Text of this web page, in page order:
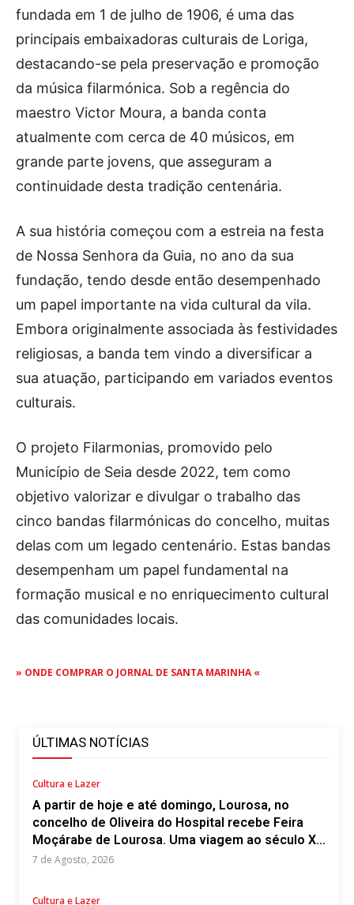
Tel. 238 310 090 (chamada para a rede fixa nacional)
E-mail: jornalsantamarinha@gmail.com
Facebook Instagram Youtube
Estatuto editorial Sobre o Jornal
Contactos
Ficha Técnica
fundada em 1 de julho de 1906, é uma das
principais embaixadoras culturais de Loriga,
destacando-se pela preservação e promoção
da música filarmónica. Sob a regência do
maestro Victor Moura, a banda conta
atualmente com cerca de 40 músicos, em
grande parte jovens, que asseguram a
continuidade desta tradição centenária.
A sua história começou com a estreia na festa
de Nossa Senhora da Guia, no ano da sua
fundação, tendo desde então desempenhado
um papel importante na vida cultural da vila.
Embora originalmente associada às festividades
religiosas, a banda tem vindo a diversificar a
sua atuação, participando em variados eventos
culturais.
O projeto Filarmonias, promovido pelo
Município de Seia desde 2022, tem como
objetivo valorizar e divulgar o trabalho das
cinco bandas filarmónicas do concelho, muitas
delas com um legado centenário. Estas bandas
desempenham um papel fundamental na
formação musical e no enriquecimento cultural
das comunidades locais.
» ONDE COMPRAR O JORNAL DE SANTA MARINHA «
ÚLTIMAS NOTÍCIAS
Cultura e Lazer
A partir de hoje e até domingo, Lourosa, no
concelho de Oliveira do Hospital recebe Feira
Moçárabe de Lourosa. Uma viagem ao século X...
7 de Agosto, 2026
Cultura e Lazer